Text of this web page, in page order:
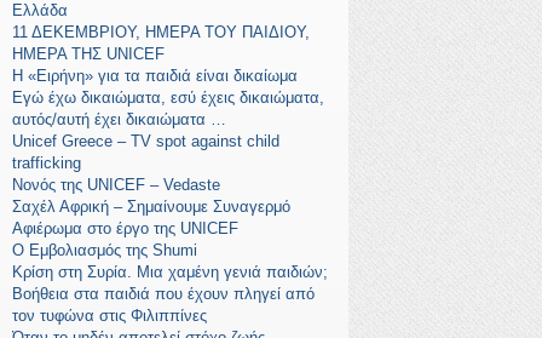
Ελλάδα
11 ΔΕΚΕΜΒΡΙΟΥ, ΗΜΕΡΑ ΤΟΥ ΠΑΙΔΙΟΥ,
ΗΜΕΡΑ ΤΗΣ UNICEF
Η «Ειρήνη» για τα παιδιά είναι δικαίωμα
Εγώ έχω δικαιώματα, εσύ έχεις δικαιώματα,
αυτός/αυτή έχει δικαιώματα …
Unicef Greece – TV spot against child
trafficking
Νονός της UNICEF – Vedaste
Σαχέλ Αφρική – Σημαίνουμε Συναγερμό
Αφιέρωμα στο έργο της UNICEF
Ο Εμβολιασμός της Shumi
Κρίση στη Συρία. Μια χαμένη γενιά παιδιών;
Βοήθεια στα παιδιά που έχουν πληγεί από
τον τυφώνα στις Φιλιππίνες